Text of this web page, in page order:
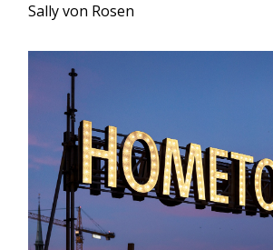
Sally von Rosen